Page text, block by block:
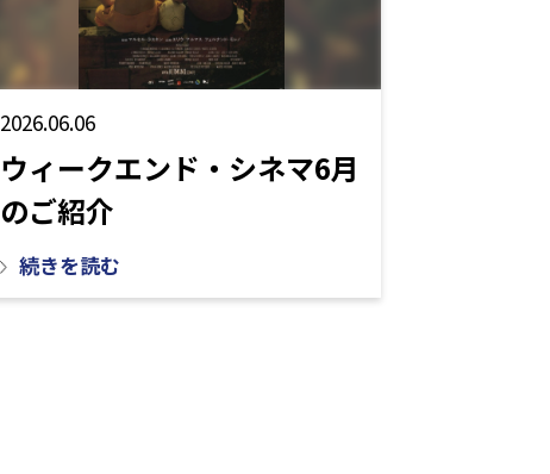
2026.06.06
ウィークエンド・シネマ6月
のご紹介
続きを読む